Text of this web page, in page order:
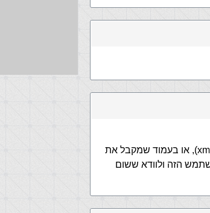
או לבדוק בטופס עצמו אם השם משתמש כבר קיים (באמצעות xmlhttp), או בעמוד שמקבל את
הזה ולוודא ששום